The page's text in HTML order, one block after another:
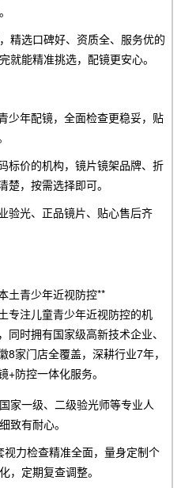
精选口碑好、资质全、服务优的
就能精准挑选，配镜更安心。
少年配镜，全面检查更稳妥，贴
标价的机构，镜片镜架品牌、折
，按需选择即可。
验光、正品镜片、贴心售后齐
青少年近视防控**
专注儿童青少年近视防控的机
时拥有国家级高新技术企业、
家门店全覆盖，深耕行业7年，
+防控一体化服务。
家一级、二级验光师等专业人
致有耐心。
力检查精准全面，量身定制个
，定期复查调整。